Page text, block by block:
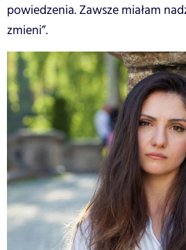
powiedzenia. Zawsze miałam
zmieni”.